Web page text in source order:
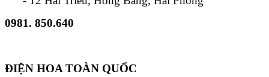
0981. 850.640
ĐIỆN HOA TOÀN QUỐC